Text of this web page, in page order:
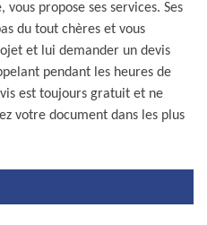
propose ses services. Ses
du tout chères et vous
et lui demander un devis
pendant les heures de
est toujours gratuit et ne
votre document dans les plus